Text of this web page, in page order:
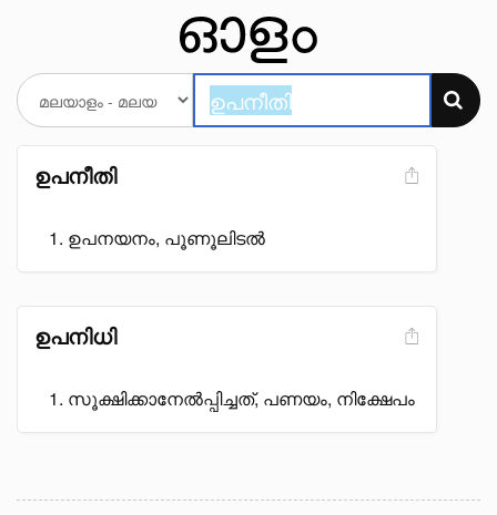
ഉപനീതി
ഉപനയനം, പൂണൂലിടൽ
ഉപനിധി
സൂക്ഷിക്കാനേൽപ്പിച്ചത്, പണയം, നിക്ഷേപം